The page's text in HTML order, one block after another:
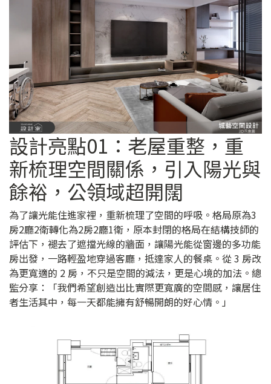
設計亮點01：老屋重整，重
新梳理空間關係，引入陽光與
餘裕，公領域超開闊
為了讓光能住進家裡，重新梳理了空間的呼吸。格局原為3
房2廳2衛轉化為2房2廳1衛，原本封閉的格局在結構技師的
評估下，褪去了遮擋光線的牆面，讓陽光能從窗邊的多功能
房出發，一路輕盈地穿過客廳，抵達家人的餐桌。從 3 房改
為更寬適的 2 房，不只是空間的減法，更是心境的加法。總
監分享：「我們希望創造出比實際更寬廣的空間感，讓居住
者生活其中，每一天都能擁有舒暢開朗的好心情。」